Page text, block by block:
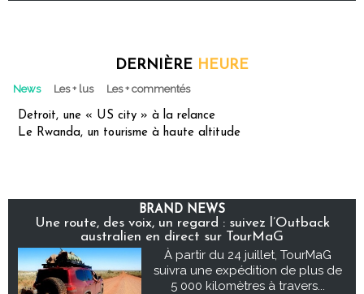
DERNIÈRE HEURE
News Les + lus Les + commentés
Detroit, une « US city » à la relance
Le Rwanda, un tourisme à haute altitude
BRAND NEWS
Une route, des voix, un regard : suivez l’Outback
australien en direct sur TourMaG
À partir du 24 juillet, TourMaG
suivra une expédition de plus de
5 000 kilomètres à travers...